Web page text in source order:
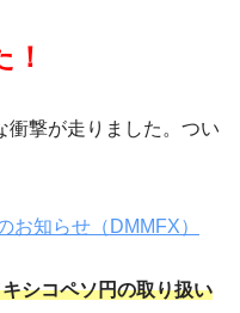
衝撃が走りました。つい
お知らせ（DMMFX）
シコペソ円の取り扱い